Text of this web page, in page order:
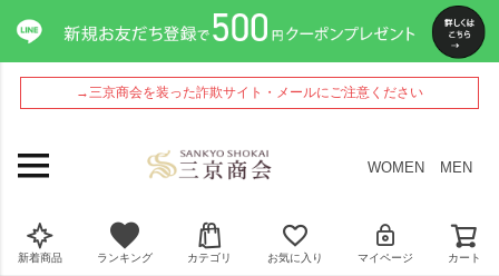
→三京商会を装った詐欺サイト・メールにご注意ください
WOMEN MEN
新着商品 ランキング カテゴリ お気に入り マイページ カート